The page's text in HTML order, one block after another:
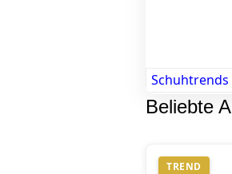
Schuhtrends
Beliebte
TREND